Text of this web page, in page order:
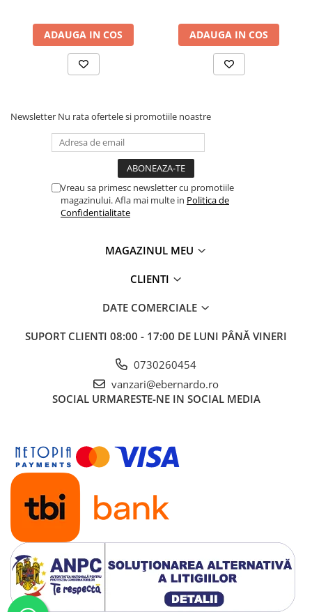
ADAUGA IN COS ADAUGA IN COS
Newsletter Nu rata ofertele si promotiile noastre
Vreau sa primesc newsletter cu promotiile
magazinului. Afla mai multe in Politica de
Confidentialitate
MAGAZINUL MEU
CLIENTI
DATE COMERCIALE
SUPORT CLIENTI 08:00 - 17:00 DE LUNI PÂNĂ VINERI
0730260454
vanzari@ebernardo.ro
SOCIAL URMARESTE-NE IN SOCIAL MEDIA